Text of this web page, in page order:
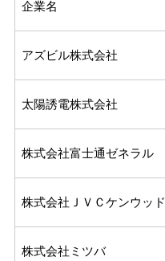
企業名
アズビル株式会社
太陽誘電株式会社
株式会社富士通ゼネラル
株式会社ＪＶＣケンウッド
株式会社ミツバ